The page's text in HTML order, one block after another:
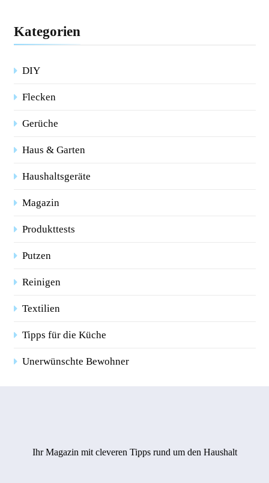
Kategorien
DIY
Flecken
Gerüche
Haus & Garten
Haushaltsgeräte
Magazin
Produkttests
Putzen
Reinigen
Textilien
Tipps für die Küche
Unerwünschte Bewohner
Ihr Magazin mit cleveren Tipps rund um den Haushalt